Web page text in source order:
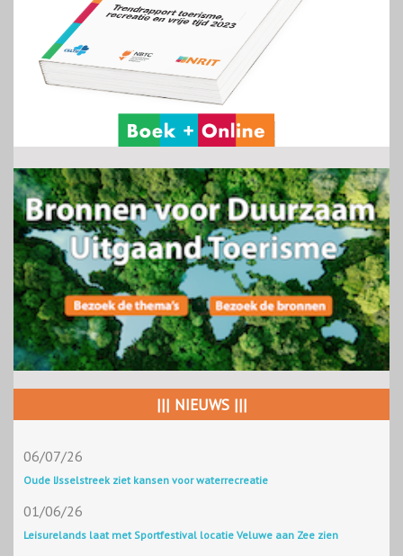
||| NIEUWS |||
06/07/26
Oude IJsselstreek ziet kansen voor waterrecreatie
01/06/26
Leisurelands laat met Sportfestival locatie Veluwe aan Zee zien